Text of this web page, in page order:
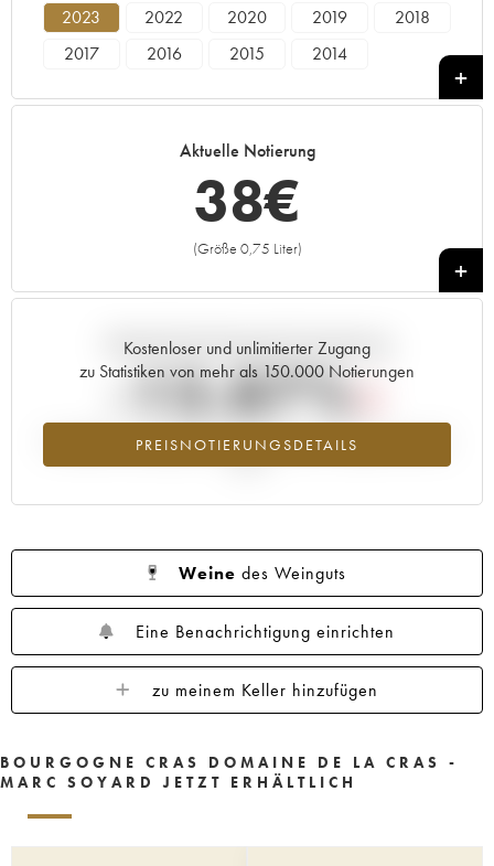
2023 2022 2020 2019
2018
2017
2016 2015 2014
Aktuelle Notierung
38€
(Größe 0,75 Liter)
+
Kostenloser und unlimitierter Zugang
zu Statistiken von mehr als 150.000 Notierungen
PREISNOTIERUNGSDETAILS
Aktuelle Entwicklung der Preisnotierung
-13.87%
Preisabfall des Jahrgangs 2023 im Jahr 2026 im Vergleich zum Jahr
Weine des Weinguts
Eine Benachrichtigung einrichten
zu meinem Keller hinzufügen
BOURGOGNE CRAS DOMAINE DE LA CRAS -
MARC SOYARD JETZT ERHÄLTLICH